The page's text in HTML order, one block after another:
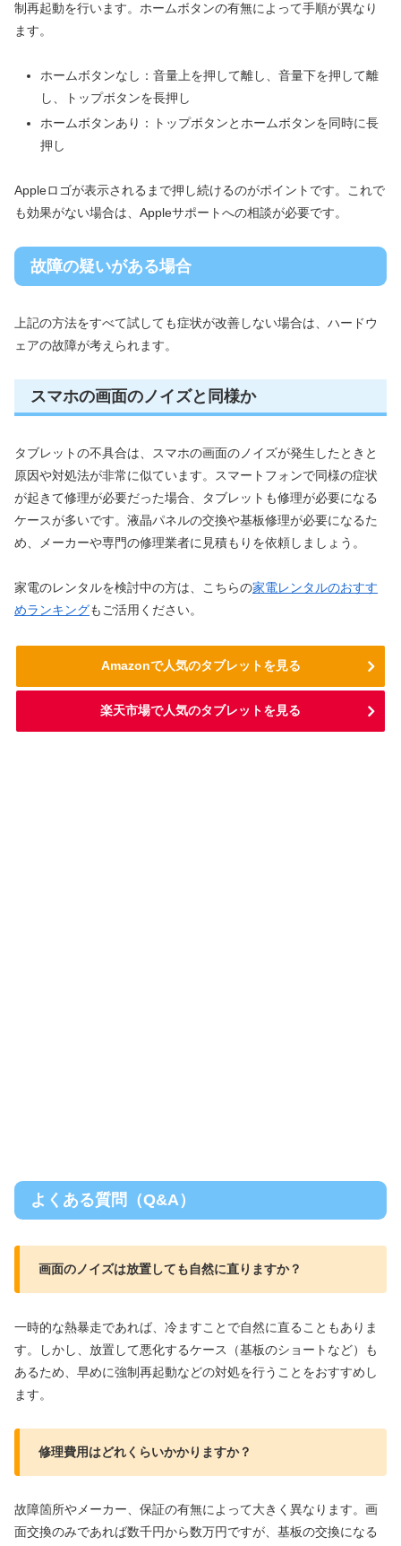
制再起動を行います。ホームボタンの有無によって手順が異なり
ます。
ホームボタンなし：音量上を押して離し、音量下を押して離
し、トップボタンを長押し
ホームボタンあり：トップボタンとホームボタンを同時に長
押し
Appleロゴが表示されるまで押し続けるのがポイントです。これで
も効果がない場合は、Appleサポートへの相談が必要です。
故障の疑いがある場合
上記の方法をすべて試しても症状が改善しない場合は、ハードウ
ェアの故障が考えられます。
スマホの画面のノイズと同様か
タブレットの不具合は、スマホの画面のノイズが発生したときと
原因や対処法が非常に似ています。スマートフォンで同様の症状
が起きて修理が必要だった場合、タブレットも修理が必要になる
ケースが多いです。液晶パネルの交換や基板修理が必要になるた
め、メーカーや専門の修理業者に見積もりを依頼しましょう。
家電のレンタルを検討中の方は、こちらの家電レンタルのおすす
めランキングもご活用ください。
Amazonで人気のタブレットを見る
楽天市場で人気のタブレットを見る
よくある質問（Q&A）
画面のノイズは放置しても自然に直りますか？
一時的な熱暴走であれば、冷ますことで自然に直ることもありま
す。しかし、放置して悪化するケース（基板のショートなど）も
あるため、早めに強制再起動などの対処を行うことをおすすめし
ます。
修理費用はどれくらいかかりますか？
故障箇所やメーカー、保証の有無によって大きく異なります。画
面交換のみであれば数千円から数万円ですが、基板の交換になる